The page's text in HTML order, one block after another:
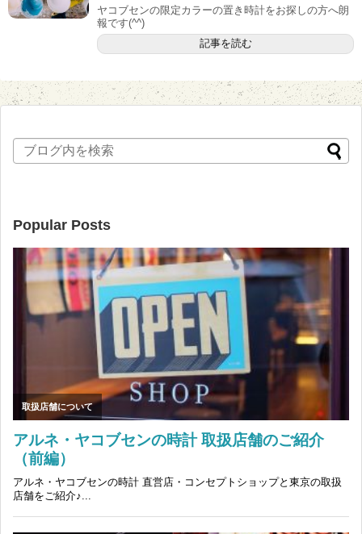
ヤコブセンの限定カラーの置き時計をお探しの方へ朗
報です(^^)
記事を読む
Popular Posts